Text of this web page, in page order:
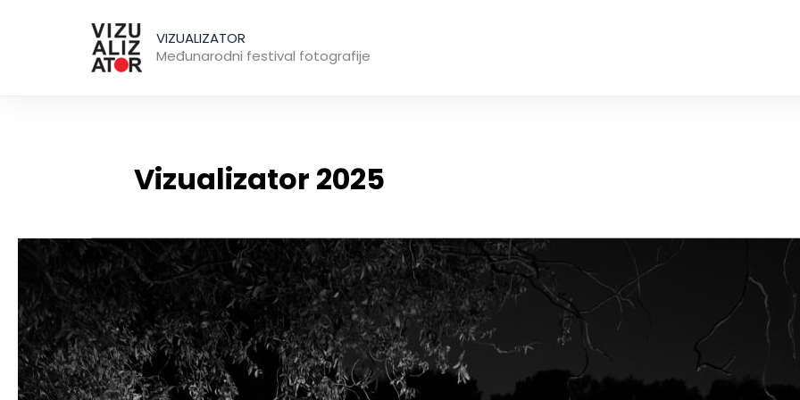
VIZUALIZATOR
Međunarodni festival fotografije
Vizualizator 2025
Postani
volonter
VIZUALIZATORA!